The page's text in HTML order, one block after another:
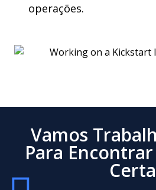
operações.
Vamos
Para
Certa